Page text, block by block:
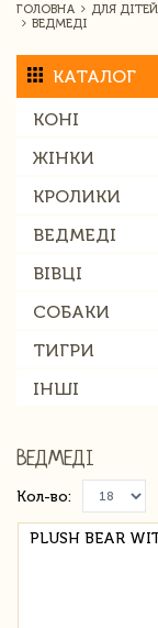
ГОЛОВНА ДЛЯ ДІТЕЙ
ВЕДМЕДІ
КАТАЛОГ
КОНІ
ЖІНКИ
КРОЛИКИ
ВЕДМЕДІ
ВІВЦІ
СОБАКИ
ТИГРИ
ІНШІ
ВЕДМЕДІ
Кол-во:
PLUSH BEAR